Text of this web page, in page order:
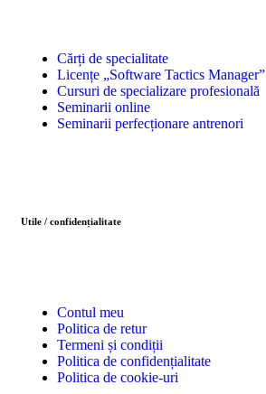
Cărți de specialitate
Licențe „Software Tactics Manager”
Cursuri de specializare profesională
Seminarii online
Seminarii perfecționare antrenori
Utile / confidențialitate
Contul meu
Politica de retur
Termeni și condiții
Politica de confidențialitate
Politica de cookie-uri